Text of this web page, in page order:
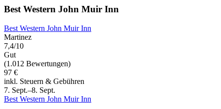
Best Western John Muir Inn
Best Western John Muir Inn
Martinez
7,4/10
Gut
(1.012 Bewertungen)
97 €
inkl. Steuern & Gebühren
7. Sept.–8. Sept.
Best Western John Muir Inn